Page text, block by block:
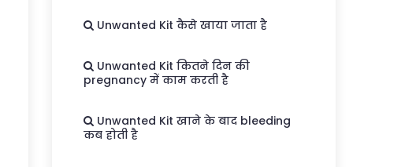
Unwanted Kit कैसे खाया जाता है
Unwanted Kit कितने दिन की
pregnancy में काम करती है
Unwanted Kit खाने के बाद bleeding
कब होती है